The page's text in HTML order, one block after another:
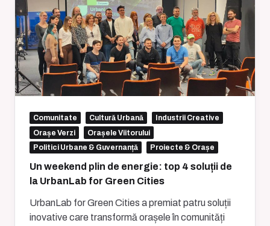
Comunitate Cultură Urbană
Industrii Creative
Orașe Verzi
Orașele Viitorului
Politici Urbane & Guvernanță
Proiecte & Orașe
Un weekend plin de energie: top 4 soluții de
la UrbanLab for Green Cities
UrbanLab for Green Cities a premiat patru soluții
inovative care transformă orașele în comunități